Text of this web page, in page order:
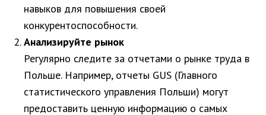
навыков для повышения своей
конкурентоспособности.
Анализируйте рынок
Регулярно следите за отчетами о рынке труда в
Польше. Например, отчеты GUS (Главного
статистического управления Польши) могут
предоставить ценную информацию о самых